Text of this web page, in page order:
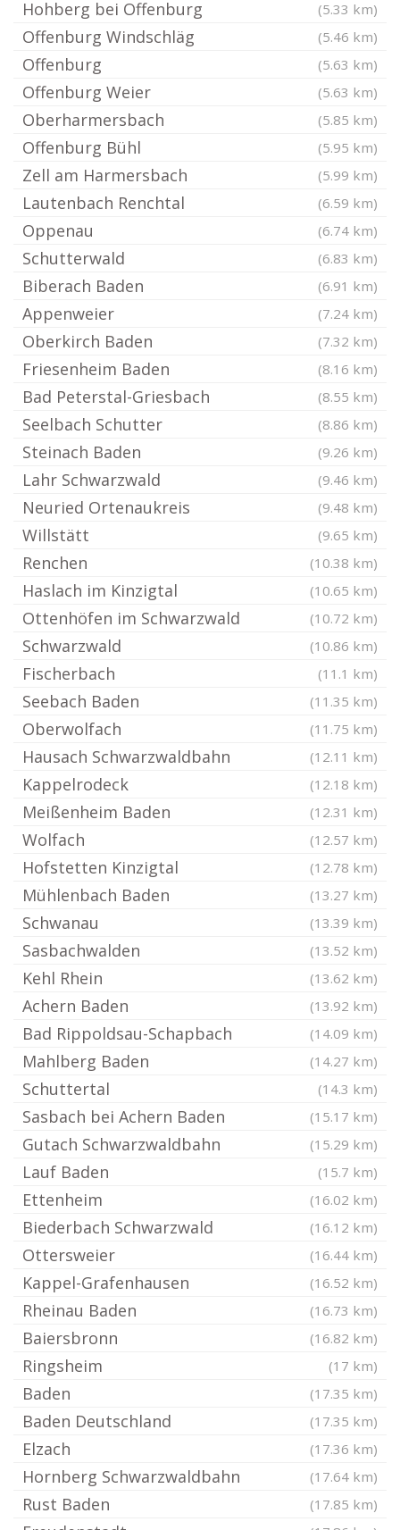
Hohberg bei Offenburg (5.33 km)
Offenburg Windschläg (5.46 km)
Offenburg (5.63 km)
Offenburg Weier (5.63 km)
Oberharmersbach (5.85 km)
Offenburg Bühl (5.95 km)
Zell am Harmersbach (5.99 km)
Lautenbach Renchtal (6.59 km)
Oppenau (6.74 km)
Schutterwald (6.83 km)
Biberach Baden (6.91 km)
Appenweier (7.24 km)
Oberkirch Baden (7.32 km)
Friesenheim Baden (8.16 km)
Bad Peterstal-Griesbach (8.55 km)
Seelbach Schutter (8.86 km)
Steinach Baden (9.26 km)
Lahr Schwarzwald (9.46 km)
Neuried Ortenaukreis (9.48 km)
Willstätt (9.65 km)
Renchen (10.38 km)
Haslach im Kinzigtal (10.65 km)
Ottenhöfen im Schwarzwald (10.72 km)
Schwarzwald (10.86 km)
Fischerbach (11.1 km)
Seebach Baden (11.35 km)
Oberwolfach (11.75 km)
Hausach Schwarzwaldbahn (12.11 km)
Kappelrodeck (12.18 km)
Meißenheim Baden (12.31 km)
Wolfach (12.57 km)
Hofstetten Kinzigtal (12.78 km)
Mühlenbach Baden (13.27 km)
Schwanau (13.39 km)
Sasbachwalden (13.52 km)
Kehl Rhein (13.62 km)
Achern Baden (13.92 km)
Bad Rippoldsau-Schapbach (14.09 km)
Mahlberg Baden (14.27 km)
Schuttertal (14.3 km)
Sasbach bei Achern Baden (15.17 km)
Gutach Schwarzwaldbahn (15.29 km)
Lauf Baden (15.7 km)
Ettenheim (16.02 km)
Biederbach Schwarzwald (16.12 km)
Ottersweier (16.44 km)
Kappel-Grafenhausen (16.52 km)
Rheinau Baden (16.73 km)
Baiersbronn (16.82 km)
Ringsheim (17 km)
Baden (17.35 km)
Baden Deutschland (17.35 km)
Elzach (17.36 km)
Hornberg Schwarzwaldbahn (17.64 km)
Rust Baden (17.85 km)